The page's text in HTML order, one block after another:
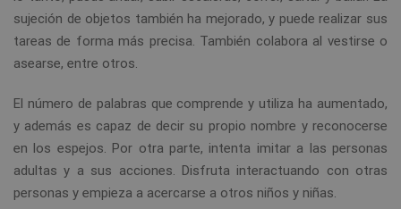
sujeción de objetos también ha mejorado, y puede realizar sus
tareas de forma más precisa. También colabora al vestirse o
asearse, entre otros.
El número de palabras que comprende y utiliza ha aumentado,
y además es capaz de decir su propio nombre y reconocerse
en los espejos. Por otra parte, intenta imitar a las personas
adultas y a sus acciones. Disfruta interactuando con otras
personas y empieza a acercarse a otros niños y niñas.